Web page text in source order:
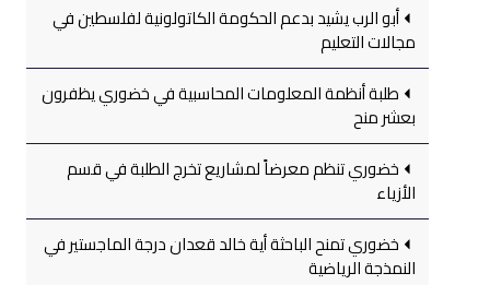
أبو الرب يشيد بدعم الحكومة الكاتولونية لفلسطين في
مجالات التعليم
طلبة أنظمة المعلومات المحاسبية في خضوري يظفرون
بعشر منح
خضوري تنظم معرضاً لمشاريع تخرج الطلبة في قسم
الأزياء
خضوري تمنح الباحثة أية خالد قعدان درجة الماجستير في
النمذجة الرياضية